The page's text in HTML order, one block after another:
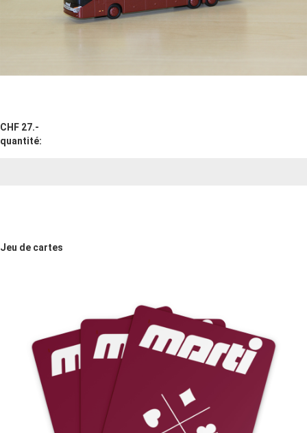
CHF 27.-
quantité:
Jeu de cartes